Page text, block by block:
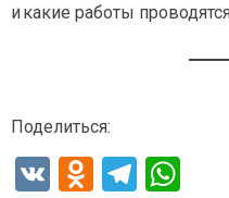
и какие работы
Поделиться:
V
O
T